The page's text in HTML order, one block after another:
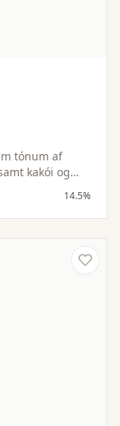
tónum af
kakói og
14.5%